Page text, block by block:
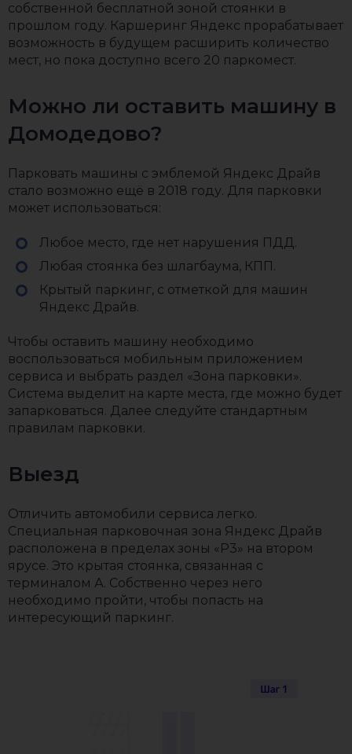
собственной бесплатной зоной стоянки в
прошлом году. Каршеринг Яндекс прорабатывает
возможность в будущем расширить количество
мест, но пока доступно всего 20 паркомест.
Можно ли оставить машину в
Домодедово?
Парковать машины с эмблемой Яндекс Драйв
стало возможно ещё в 2018 году. Для парковки
может использоваться:
Любое место, где нет нарушения ПДД.
Любая стоянка без шлагбаума, КПП.
Крытый паркинг, с отметкой для машин
Яндекс Драйв.
Чтобы оставить машину необходимо
воспользоваться мобильным приложением
сервиса и выбрать раздел «Зона парковки».
Система выделит на карте места, где можно будет
запарковаться. Далее следуйте стандартным
правилам парковки.
Выезд
Отличить автомобили сервиса легко.
Специальная парковочная зона Яндекс Драйв
расположена в пределах зоны «Р3» на втором
ярусе. Это крытая стоянка, связанная с
терминалом А. Собственно через него
необходимо пройти, чтобы попасть на
интересующий паркинг.